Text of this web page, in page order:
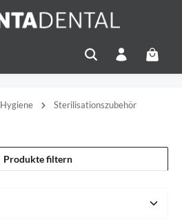
Hygiene
Sterilisationszubehör
Produkte filtern